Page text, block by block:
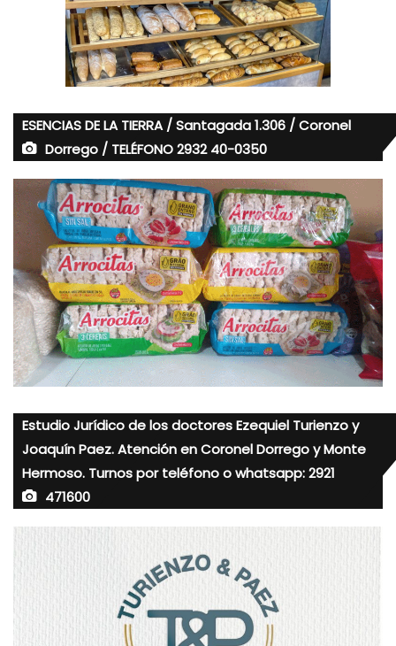
ESENCIAS DE LA TIERRA / Santagada 1.306 / Coronel
Dorrego / TELÉFONO 2932 40-0350
Estudio Jurídico de los doctores Ezequiel Turienzo y
Joaquín Paez. Atención en Coronel Dorrego y Monte
Hermoso. Turnos por teléfono o whatsapp: 2921
471600